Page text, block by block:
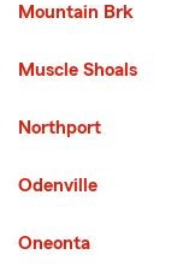
Mountain Brk
Muscle Shoals
Northport
Odenville
Oneonta